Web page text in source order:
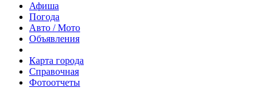
Афиша
Погода
Авто / Мото
Объявления
Карта города
Справочная
Фотоотчеты